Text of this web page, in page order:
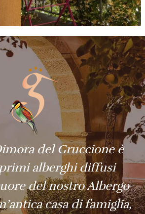
del Gruccione è
alberghi diffusi
del nostro Albergo
casa di famiglia,